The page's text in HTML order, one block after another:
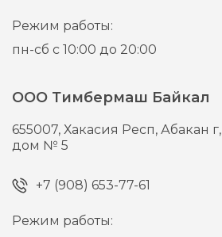
Режим работы:
пн-сб с 10:00 до 20:00
ООО Тимбермаш Байкал
655007,Хакасия Респ, Абакан г,
дом № 5
+7 (908) 653-77-61
Режим работы: